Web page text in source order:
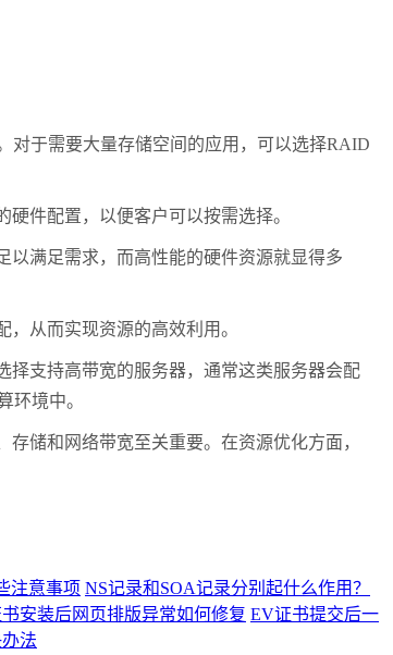
于需要大量存储空间的应用，可以选择RAID
件配置，以便客户可以按需选择。
满足需求，而高性能的硬件资源就显得多
从而实现资源的高效利用。
支持高带宽的服务器，通常这类服务器会配
环境中。
储和网络带宽至关重要。在资源优化方面，
注意事项 NS记录和SOA记录分别起什么作用？
书安装后网页排版异常如何修复 EV证书提交后一
法